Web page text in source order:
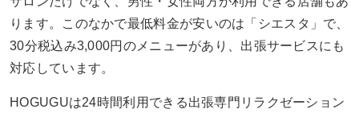
ります。このなかで最低料金が安いのは「シエスタ」で、
30分税込み3,000円のメニューがあり、出張サービスにも
対応しています。
HOGUGUは24時間利用できる出張専門リラクゼーション